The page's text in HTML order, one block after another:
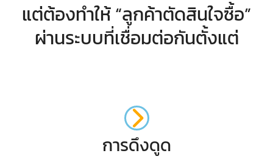
แต่ต้องทำให้ “ลูกค้าตัดสินใจซื้อ”
ผ่านระบบที่เชื่อมต่อกันตั้งแต่
การดึงดูด